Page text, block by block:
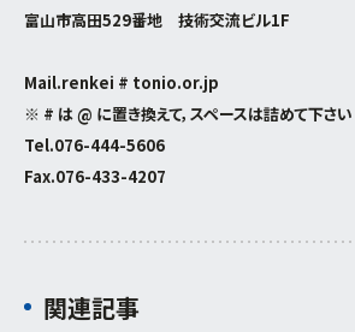
富山市高田529番地 技術交流ビル1F
Mail.renkei # tonio.or.jp
※ # は @ に置き換えて，スペースは詰めて下さい
Tel.076-444-5606
Fax.076-433-4207
関連記事